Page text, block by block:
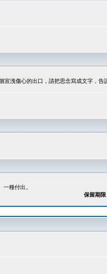
洩傷心的出口，請把思念寫成文字，告
種付出。
保留期限：60